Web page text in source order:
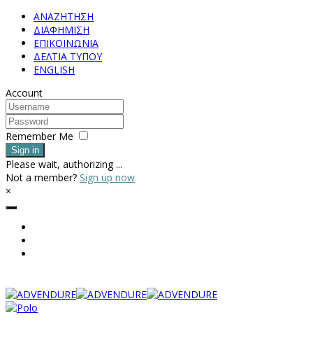
ΑΝΑΖΗΤΗΣΗ
ΔΙΑΦΗΜΙΣΗ
ΕΠΙΚΟΙΝΩΝΙΑ
ΔΕΛΤΙΑ ΤΥΠΟΥ
ENGLISH
Account
Remember Me
Sign in
Please wait, authorizing ...
Not a member? Sign up now
×